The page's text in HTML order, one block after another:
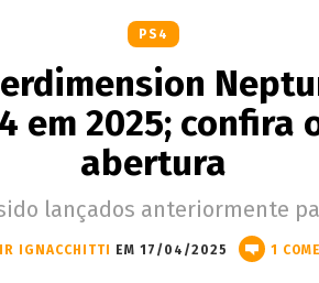
PS4
em 2025; confira
abertura
lançados anteriormente
IGNACCHITTI EM 17/04/2025 1